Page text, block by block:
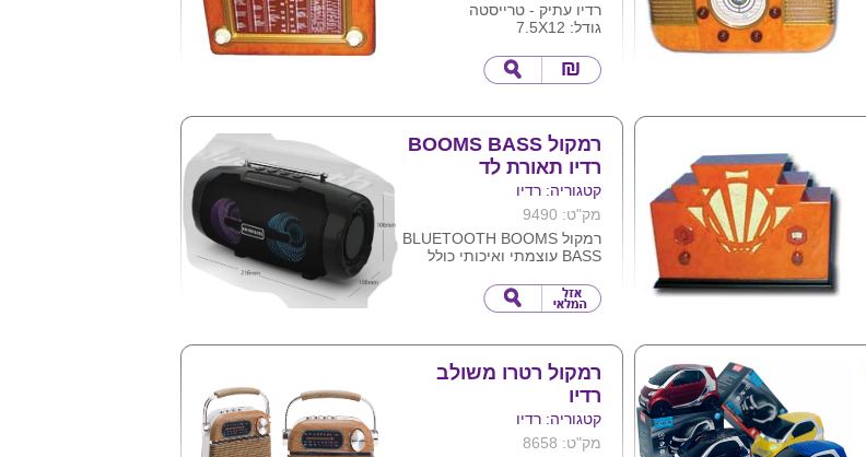
רדיו עתיק - טרייסטה
גודל: 7.5X12
רמקול BOOMS BASS
רדיו תאורת לד
קטגוריה: רדיו
מק"ט: 9490
רמקול BLUETOOTH BOOMS
BASS עוצמתי ואיכותי כולל
תאורת לד מתחלפת .
מידות 21.6 10X 10.6X ס"מ
להדפיס לוגו ע"ג המוצר .
רמקול רטרו משולב
רדיו
קטגוריה: רדיו
מק"ט: 8658